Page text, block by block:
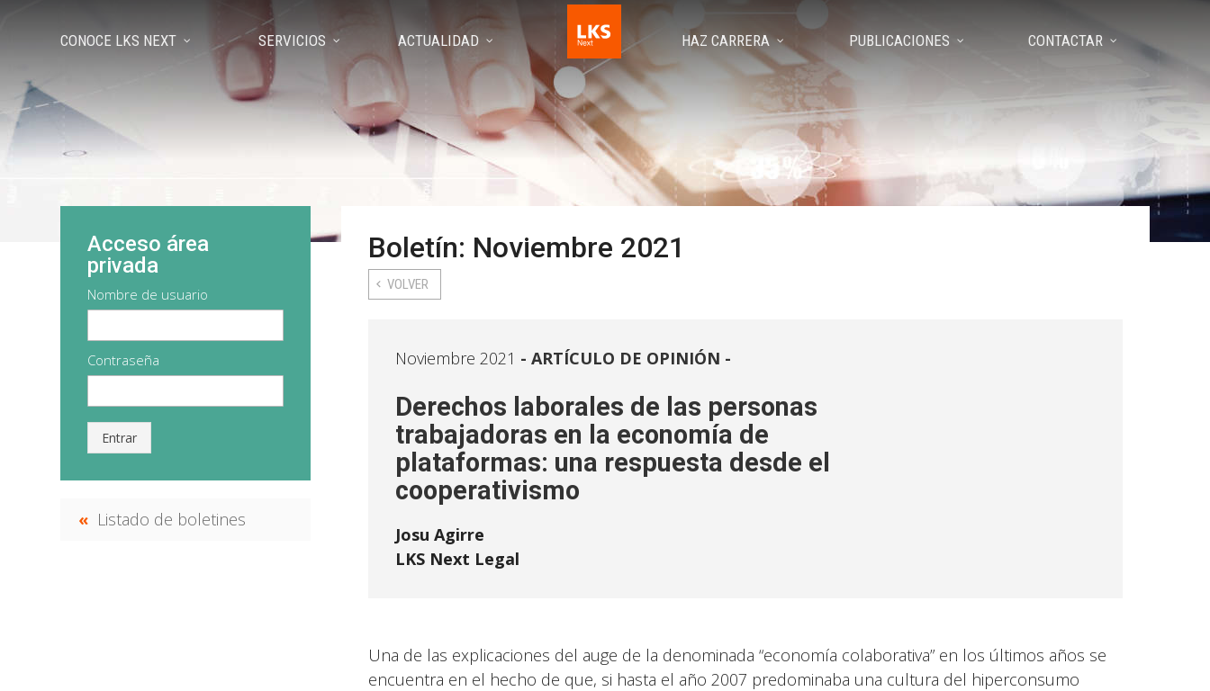
CONOCE LKS NEXT SERVICIOS ACTUALIDAD HAZ CARRERA PUBLICACIONES CONTACTAR
Boletín: Noviembre 2021
VOLVER
Noviembre 2021 ARTÍCULO DE OPINIÓN -
Derechos laborales de las personas
trabajadoras en la economía de
plataformas: una respuesta desde el
cooperativismo
Josu Agirre
LKS Next Legal
Una de las explicaciones del auge de la denominada “economía colaborativa” en los últimos años se
encuentra en el hecho de que, si hasta el año 2007 predominaba una cultura del hiperconsumo
Acceso área
privada
Nombre de usuario
Contraseña
Entrar
Listado de boletines